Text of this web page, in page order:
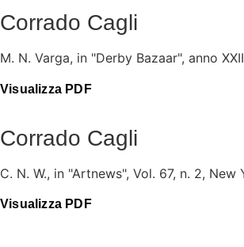
Corrado Cagli
M. N. Varga, in "Derby Bazaar", anno
Visualizza PDF
Corrado Cagli
C. N. W., in "Artnews", Vol. 67, n. 2, New
Visualizza PDF